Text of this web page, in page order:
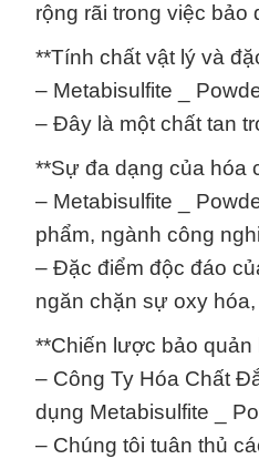
rộng rãi trong việc
**Tính chất vật lý và
– Metabisulfite _
– Đây là một chất tan
**Sự đa dạng của hóa
– Metabisulfite _
phẩm, ngành công
– Đặc điểm độc đáo
ngăn chặn sự oxy
**Chiến lược bảo quản
– Công Ty Hóa Chất
dụng Metabisulfite _
– Chúng tôi tuân thủ